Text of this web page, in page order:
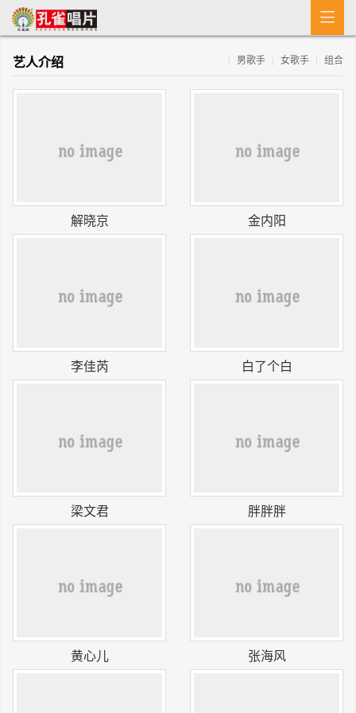
首 页
长按识别二维码

艺人介绍 | 男歌手 | 女歌手 | 组合
解晓京 金内阳
李佳芮 白了个白
梁文君 胖胖胖
黄心儿 张海风